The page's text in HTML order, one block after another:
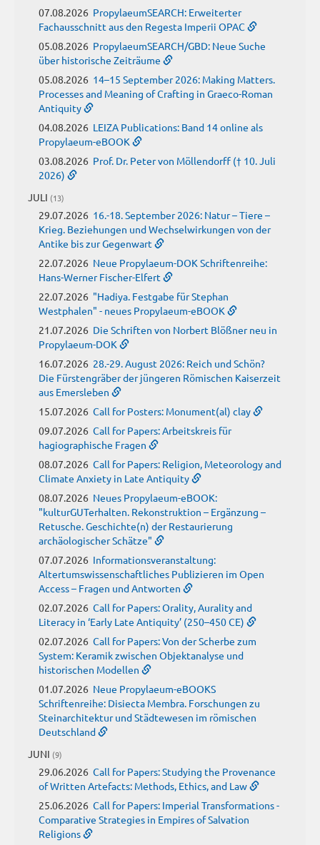
07.08.2026 PropylaeumSEARCH: Erweiterter
Fachausschnitt aus den Regesta Imperii OPAC
05.08.2026 PropylaeumSEARCH/GBD: Neue Suche
über historische Zeiträume
05.08.2026 14–15 September 2026: Making Matters.
Processes and Meaning of Crafting in Graeco-Roman
Antiquity
04.08.2026 LEIZA Publications: Band 14 online als
Propylaeum-eBOOK
03.08.2026 Prof. Dr. Peter von Möllendorff († 10. Juli
2026)
JULI (13)
29.07.2026 16.-18. September 2026: Natur – Tiere –
Krieg. Beziehungen und Wechselwirkungen von der
Antike bis zur Gegenwart
22.07.2026 Neue Propylaeum-DOK Schriftenreihe:
Hans-Werner Fischer-Elfert
22.07.2026 "Hadiya. Festgabe für Stephan
Westphalen" - neues Propylaeum-eBOOK
21.07.2026 Die Schriften von Norbert Blößner neu in
Propylaeum-DOK
16.07.2026 28.-29. August 2026: Reich und Schön?
Die Fürstengräber der jüngeren Römischen Kaiserzeit
aus Emersleben
15.07.2026 Call for Posters: Monument(al) clay
09.07.2026 Call for Papers: Arbeitskreis für
hagiographische Fragen
08.07.2026 Call for Papers: Religion, Meteorology and
Climate Anxiety in Late Antiquity
08.07.2026 Neues Propylaeum-eBOOK:
"kulturGUTerhalten. Rekonstruktion – Ergänzung –
Retusche. Geschichte(n) der Restaurierung
archäologischer Schätze"
07.07.2026 Informationsveranstaltung:
Altertumswissenschaftliches Publizieren im Open
Access – Fragen und Antworten
02.07.2026 Call for Papers: Orality, Aurality and
Literacy in ‘Early Late Antiquity’ (250–450 CE)
02.07.2026 Call for Papers: Von der Scherbe zum
System: Keramik zwischen Objektanalyse und
historischen Modellen
01.07.2026 Neue Propylaeum-eBOOKS
Schriftenreihe: Disiecta Membra. Forschungen zu
Steinarchitektur und Städtewesen im römischen
Deutschland
JUNI (9)
29.06.2026 Call for Papers: Studying the Provenance
of Written Artefacts: Methods, Ethics, and Law
25.06.2026 Call for Papers: Imperial Transformations -
Comparative Strategies in Empires of Salvation
Religions